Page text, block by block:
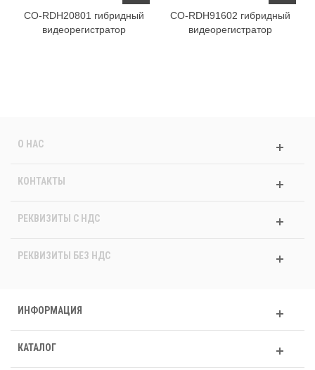
CO-RDH20801 гибридный
видеорегистратор
CO-RDH91602 гибридный
видеорегистратор
О НАС
КОНТАКТЫ
РЕКВИЗИТЫ C НДС
РЕКВИЗИТЫ БЕЗ НДС
ИНФОРМАЦИЯ
КАТАЛОГ